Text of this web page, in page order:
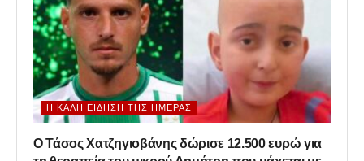
Η ΚΑΛΉ ΕΊΔΗΣΗ ΤΗΣ ΗΜΈΡΑΣ
Ο Τάσος Χατζηγιοβάνης δώρισε 12.500 ευρώ για